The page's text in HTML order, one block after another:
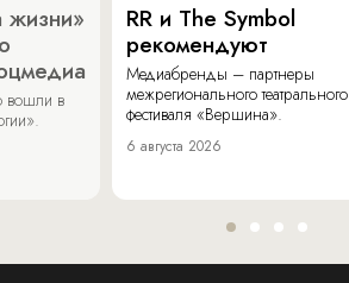
жизни»
вошли в
RR и The Symbol
рекомендуют
Медиабренды – партнеры
межрегионального театрального
фестиваля «Вершина».
6 августа 2026